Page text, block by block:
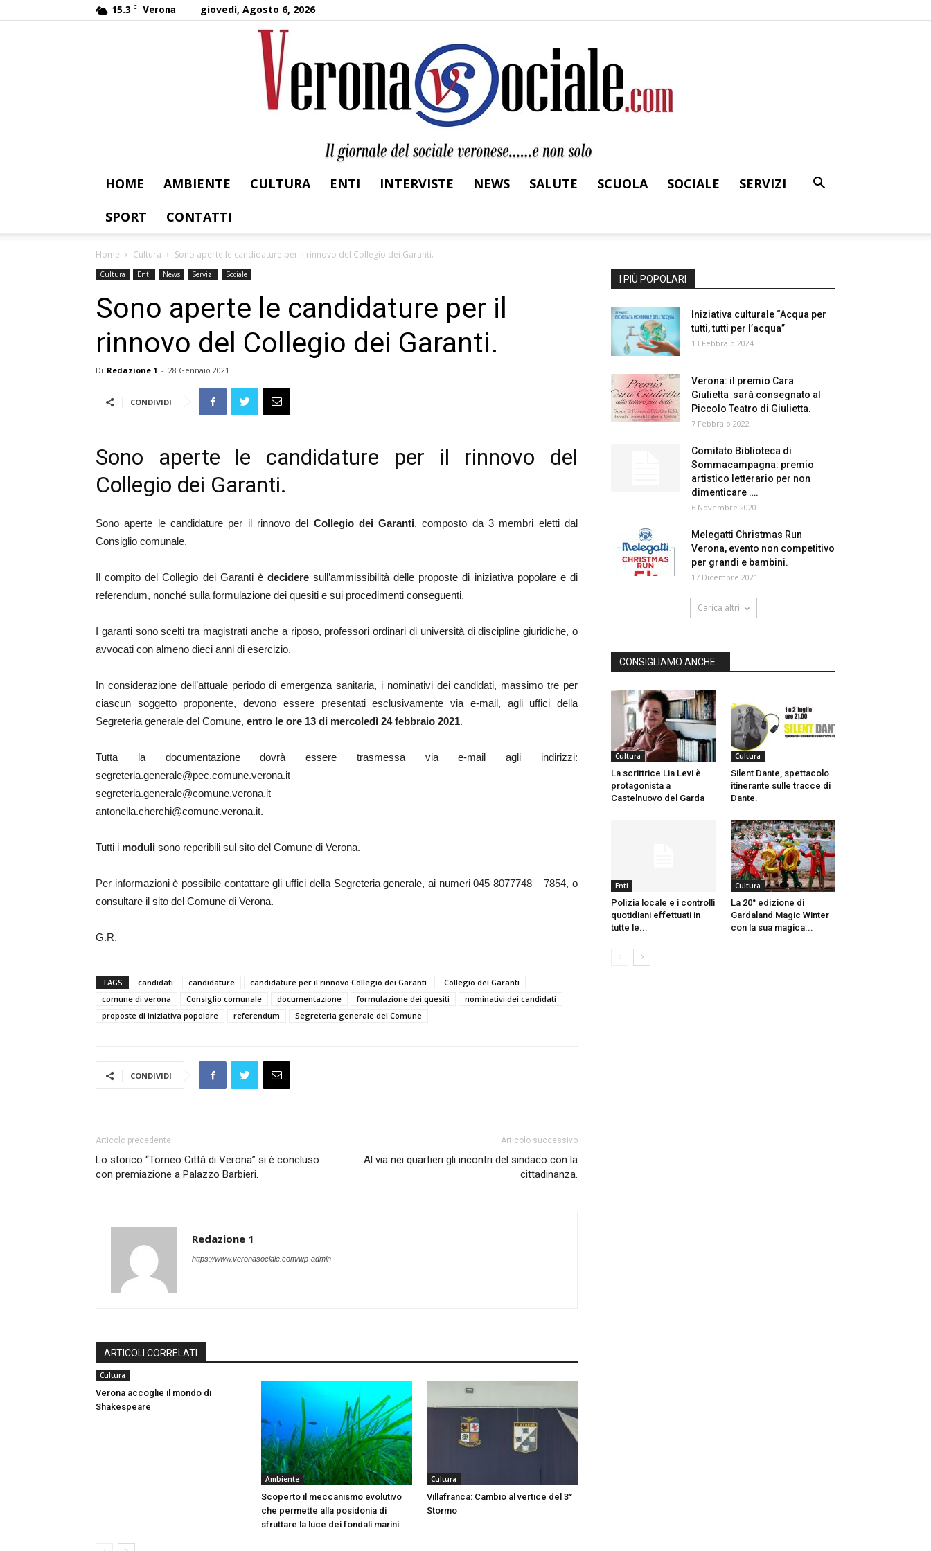
15.3 C Verona giovedì, Agosto 6, 2026
Sociale
HOME AMBIENTE CULTURA ENTI INTERVISTE NEWS SALUTE SCUOLA SOCIALE
SERVIZI
SPORT
CONTATTI
Home Cultura Sono aperte le candidature per il rinnovo del Collegio dei Garanti.
Cultura Enti News Servizi Sociale
Sono aperte le candidature per il
rinnovo del Collegio dei Garanti.
Di Redazione 1 - 28 Gennaio 2021
CONDIVIDI
Sono aperte le candidature per il rinnovo del
Collegio dei Garanti.
Sono aperte le candidature per il rinnovo del Collegio dei Garanti, composto da 3 membri eletti dal
Consiglio comunale.
Il compito del Collegio dei Garanti è decideresull’ammissibilità delle proposte di iniziativa popolare e di
referendum, nonché sulla formulazione dei quesiti e sui procedimenti conseguenti.
I garanti sono scelti tra magistrati anche a riposo, professori ordinari di università di discipline giuridiche, o
avvocati con almeno dieci anni di esercizio.
In considerazione dell’attuale periodo di emergenza sanitaria, i nominativi dei candidati, massimo tre per
ciascun soggetto proponente, devono essere presentati esclusivamente via e-mail, agli uffici della
Segreteria generale del Comune, entro le ore 13 di mercoledì 24 febbraio 2021.
Tutta la documentazione dovrà essere trasmessa via e-mail agli indirizzi:
segreteria.generale@pec.comune.verona.it –
segreteria.generale@comune.verona.it –
antonella.cherchi@comune.verona.it.
Tutti i moduli sono reperibili sul sito del Comune di Verona.
Per informazioni è possibile contattare gli uffici della Segreteria generale, ai numeri 045 8077748 – 7854, o
consultare il sito del Comune di Verona.
G.R.
TAGS candidati candidature candidature per il rinnovo Collegio dei Garanti.
Collegio dei Garanti
comune di verona
Consiglio comunale documentazione formulazione dei quesiti
nominativi dei candidati
proposte di iniziativa popolare
referendum Segreteria generale del Comune
CONDIVIDI
Articolo precedente
Lo storico “Torneo Città di Verona” si è concluso
con premiazione a Palazzo Barbieri.
Articolo successivo
Al via nei quartieri gli incontri del sindaco con la
cittadinanza.
Redazione 1
https://www.veronasociale.com/wp-admin
ARTICOLI CORRELATI
Cultura
Verona accoglie il mondo di
Shakespeare
Ambiente
Scoperto il meccanismo evolutivo
che permette alla posidonia di
sfruttare la luce dei fondali marini
Cultura
Villafranca: Cambio al vertice del 3°
Stormo
I PIÙ POPOLARI
Iniziativa culturale “Acqua per
tutti, tutti per l’acqua”
13 Febbraio 2024
Verona: il premio Cara
Giulietta sarà consegnato al
Piccolo Teatro di Giulietta.
7 Febbraio 2022
Comitato Biblioteca di
Sommacampagna: premio
artistico letterario per non
dimenticare ….
6 Novembre 2020
Melegatti Christmas Run
Verona, evento non competitivo
per grandi e bambini.
17 Dicembre 2021
Carica altri
CONSIGLIAMO ANCHE...
Cultura
La scrittrice Lia Levi è
protagonista a
Castelnuovo del Garda
Cultura
Silent Dante, spettacolo
itinerante sulle tracce di
Dante.
Enti
Polizia locale e i controlli
quotidiani effettuati in
tutte le...
Cultura
La 20° edizione di
Gardaland Magic Winter
con la sua magica...